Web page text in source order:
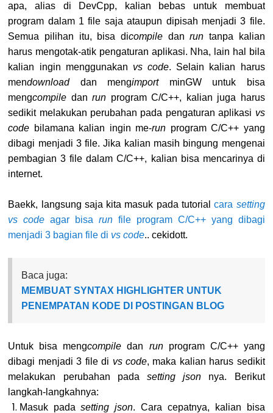
apa, alias di DevCpp, kalian bebas untuk membuat
program dalam 1 file saja ataupun dipisah menjadi 3 file.
Semua pilihan itu, bisa dicompile dan run tanpa kalian
harus mengotak-atik pengaturan aplikasi. Nha, lain hal bila
kalian ingin menggunakan vs code. Selain kalian harus
mendownload dan mengimportminGW untuk bisa
mengcompile danrun program C/C++, kalian juga harus
sedikit melakukan perubahan pada pengaturan aplikasi vs
code bilamana kalian ingin me-run program C/C++ yang
dibagi menjadi 3 file. Jika kalian masih bingung mengenai
pembagian 3 file dalam C/C++, kalian bisa mencarinya di
internet.
Baekk, langsung saja kita masuk pada tutorialcara setting
vs code agar bisarun file program C/C++ yang dibagi
menjadi 3 bagian file di vs code.. cekidott.
Baca juga:
MEMBUAT SYNTAX HIGHLIGHTER UNTUK
PENEMPATAN KODE DI POSTINGAN BLOG
Untuk bisa mengcompile dan run program C/C++ yang
dibagi menjadi 3 file di vs code, maka kalian harus sedikit
melakukan perubahan pada setting json nya. Berikut
langkah-langkahnya:
Masuk padasetting json. Cara cepatnya, kalian bisa